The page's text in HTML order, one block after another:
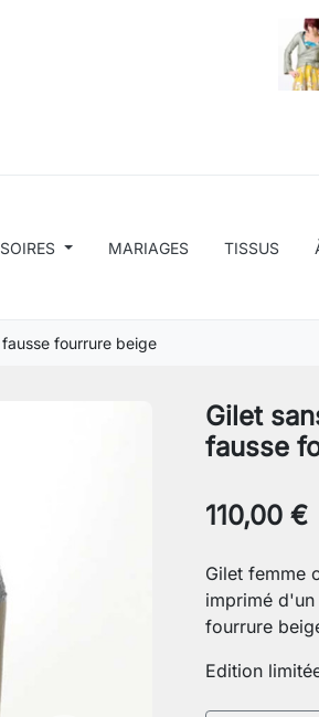
MARIAGES TISSUS
fourrure beige
Gilet
fausse
110,00 €
Gilet femme
imprimé
fourrure
Edition